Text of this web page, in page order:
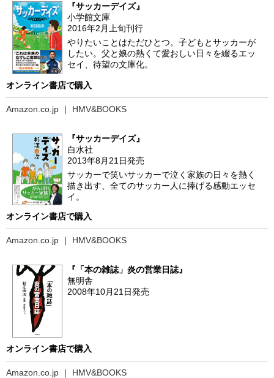
『サッカーデイズ』
小学館文庫
2016年2月上旬刊行
やりたいことはただひとつ。子どもとサッカーが
したい。父と娘の熱くて愛おしい日々を綴るエッ
セイ、待望の文庫化。
オンライン書店で購入
Amazon.co.jp ｜ HMV&BOOKS
『サッカーデイズ』
白水社
2013年8月21日発売
サッカーで笑いサッカーで泣く家族の日々を熱く
描き出す、全てのサッカー人に捧げる感動エッセ
イ。
オンライン書店で購入
Amazon.co.jp ｜ HMV&BOOKS
『「本の雑誌」炎の営業日誌』
無明舎
2008年10月21日発売
オンライン書店で購入
Amazon.co.jp ｜ HMV&BOOKS